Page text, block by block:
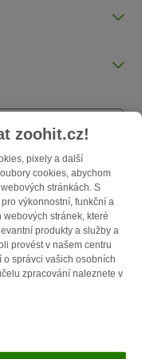
Affiliate program Ochrana
zoohit.cz!
pixely a další
cookies, abychom
stránkách. S
výkonnostní, funkční a
stránek, které
produkty a služby a
provést v našem centru
správci vašich osobních
zpracování naleznete v